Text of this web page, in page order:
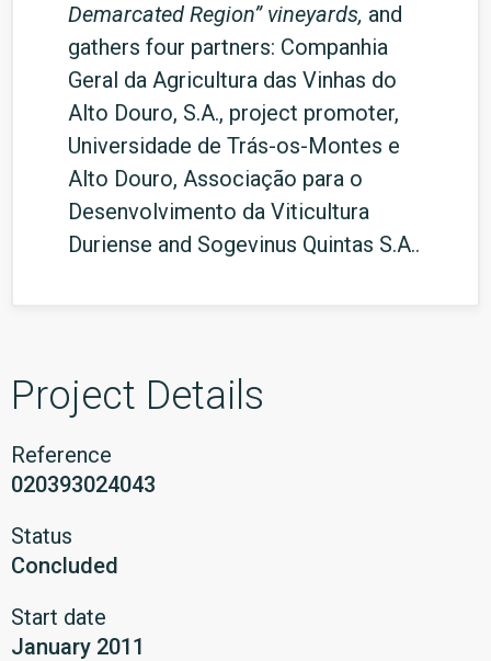
Demarcated Region” vineyards, and
gathers four partners: Companhia
Geral da Agricultura das Vinhas do
Alto Douro, S.A., project promoter,
Universidade de Trás-os-Montes e
Alto Douro, Associação para o
Desenvolvimento da Viticultura
Duriense and Sogevinus Quintas S.A..
Project Details
Reference
020393024043
Status
Concluded
Start date
January 2011